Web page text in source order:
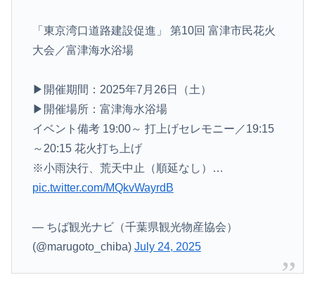
「東京湾口道路建設促進」 第10回 富津市民花火
大会／富津海水浴場
▶開催期間：2025年7月26日（土）
▶開催場所：富津海水浴場
イベント備考 19:00～ 打上げセレモニー／19:15
～20:15 花火打ち上げ
※小雨決行、荒天中止（順延なし）…
pic.twitter.com/MQkvWayrdB
— ちば観光ナビ（千葉県観光物産協会）
(@marugoto_chiba) July 24, 2025